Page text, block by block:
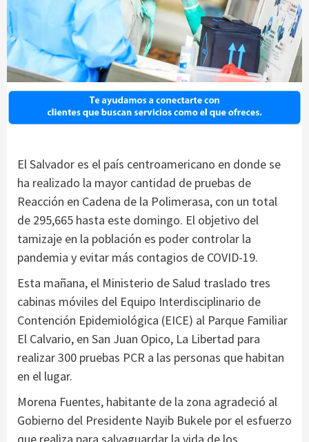
El Salvador es el país centroamericano en donde se
ha realizado la mayor cantidad de pruebas de
Reacción en Cadena de la Polimerasa, con un total
de 295,665 hasta este domingo. El objetivo del
tamizaje en la población es poder controlar la
pandemia y evitar más contagios de COVID-19.
Esta mañana, el Ministerio de Salud traslado tres
cabinas móviles del Equipo Interdisciplinario de
Contención Epidemiológica (EICE) al Parque Familiar
El Calvario, en San Juan Opico, La Libertad para
realizar 300 pruebas PCR a las personas que habitan
en el lugar.
Morena Fuentes, habitante de la zona agradeció al
Gobierno del Presidente Nayib Bukele por el esfuerzo